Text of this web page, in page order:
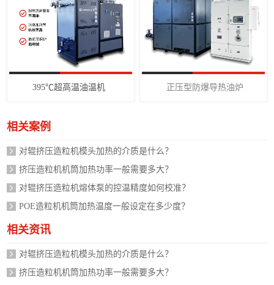
395℃超高温油温机 正压型防爆导热油炉
相关案例
对辊挤压造粒机模头加热的介质是什么？
挤压造粒机机筒加热功率一般需要多大？
对辊挤压造粒机熔体泵的控温精度如何校准？
POE造粒机机筒加热温度一般设定在多少度？
相关资讯
对辊挤压造粒机模头加热的介质是什么？
挤压造粒机机筒加热功率一般需要多大？